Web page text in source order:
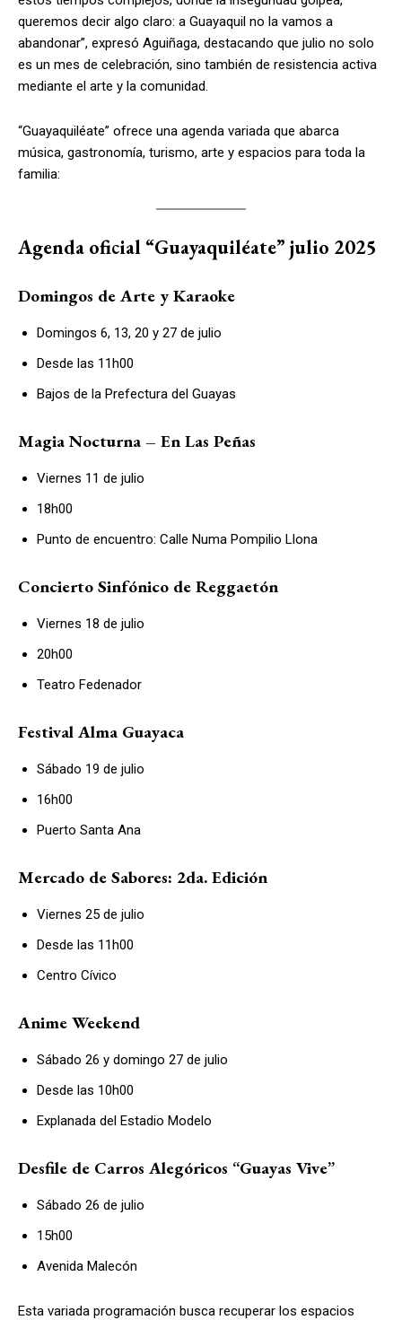
queremos decir algo claro: a Guayaquil no la vamos a
abandonar”, expresó Aguiñaga, destacando que julio no solo
es un mes de celebración, sino también de resistencia activa
mediante el arte y la comunidad.
“Guayaquiléate” ofrece una agenda variada que abarca
música, gastronomía, turismo, arte y espacios para toda la
familia:
Agenda oficial “Guayaquiléate” julio 2025
Domingos de Arte y Karaoke
Domingos 6, 13, 20 y 27 de julio
Desde las 11h00
Bajos de la Prefectura del Guayas
Magia Nocturna – En Las Peñas
Viernes 11 de julio
18h00
Punto de encuentro: Calle Numa Pompilio Llona
Concierto Sinfónico de Reggaetón
Viernes 18 de julio
20h00
Teatro Fedenador
Festival Alma Guayaca
Sábado 19 de julio
16h00
Puerto Santa Ana
Mercado de Sabores: 2da. Edición
Viernes 25 de julio
Desde las 11h00
Centro Cívico
Anime Weekend
Sábado 26 y domingo 27 de julio
Desde las 10h00
Explanada del Estadio Modelo
Desfile de Carros Alegóricos “Guayas Vive”
Sábado 26 de julio
15h00
Avenida Malecón
Esta variada programación busca recuperar los espacios